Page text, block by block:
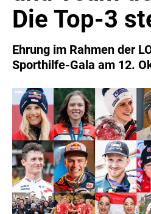
ÖSTERREICHISCHE SPORTHILFE
BARFLY'S CLUB
SPORTS MEDIA AUSTRIA
CULINARIUS
RECYCLEMICH-INITIATIVE
VIER HOCH VIER
ALFIES
HANNERSBERG
WILHELM-EXNER-MEDAILLEN
ADMIRAL SPORTWETTEN
Die Top-3
Ehrung im Rahmen der
Sporthilfe-Gala am 12.